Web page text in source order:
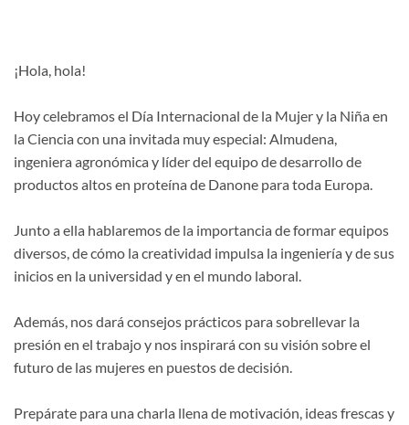
¡Hola, hola!
Hoy celebramos el Día Internacional de la Mujer y la Niña en
la Ciencia con una invitada muy especial: Almudena,
ingeniera agronómica y líder del equipo de desarrollo de
productos altos en proteína de Danone para toda Europa.
Junto a ella hablaremos de la importancia de formar equipos
diversos, de cómo la creatividad impulsa la ingeniería y de sus
inicios en la universidad y en el mundo laboral.
Además, nos dará consejos prácticos para sobrellevar la
presión en el trabajo y nos inspirará con su visión sobre el
futuro de las mujeres en puestos de decisión.
Prepárate para una charla llena de motivación, ideas frescas y